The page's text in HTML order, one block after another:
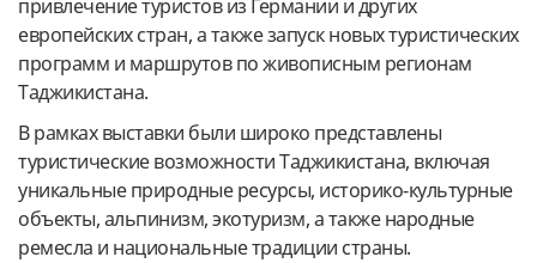
привлечение туристов из Германии и других
европейских стран, а также запуск новых туристических
программ и маршрутов по живописным регионам
Таджикистана.
В рамках выставки были широко представлены
туристические возможности Таджикистана, включая
уникальные природные ресурсы, историко-культурные
объекты, альпинизм, экотуризм, а также народные
ремесла и национальные традиции страны.